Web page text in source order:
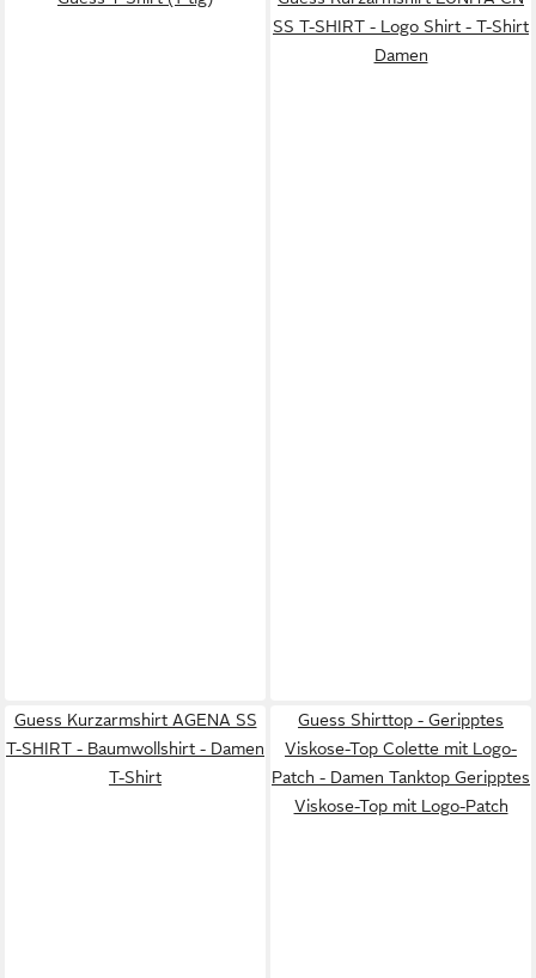
SS T-SHIRT - Logo Shirt - T-Shirt
Damen
Guess Kurzarmshirt AGENA SS
T-SHIRT - Baumwollshirt - Damen
T-Shirt
Guess Shirttop - Geripptes
Viskose-Top Colette mit Logo-
Patch - Damen Tanktop Geripptes
Viskose-Top mit Logo-Patch